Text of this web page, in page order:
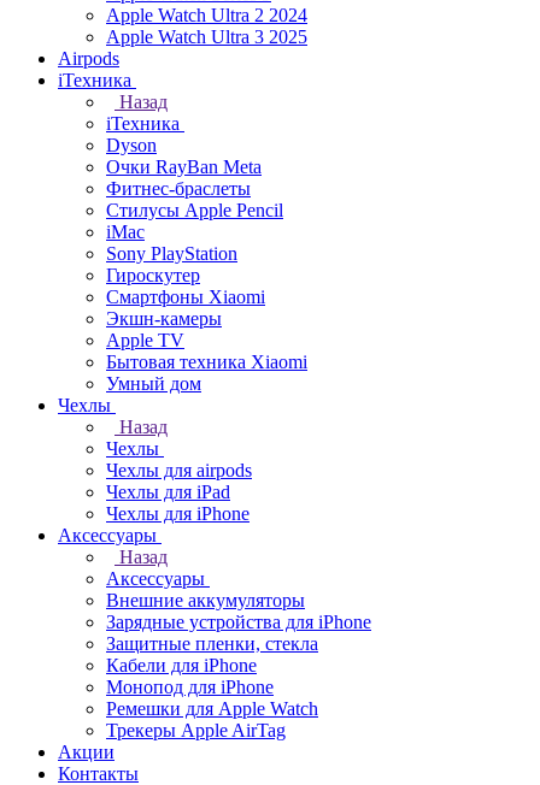
Apple Watch Ultra 2 2024
Apple Watch Ultra 3 2025
Airpods
iТехника
Назад
iТехника
Dyson
Очки RayBan Meta
Фитнес-браслеты
Стилусы Apple Pencil
iMac
Sony PlayStation
Гироскутер
Смартфоны Xiaomi
Экшн-камеры
Apple TV
Бытовая техника Xiaomi
Умный дом
Чехлы
Назад
Чехлы
Чехлы для airpods
Чехлы для iPad
Чехлы для iPhone
Аксессуары
Назад
Аксессуары
Внешние аккумуляторы
Зарядные устройства для iPhone
Защитные пленки, стекла
Кабели для iPhone
Монопод для iPhone
Ремешки для Apple Watch
Трекеры Apple AirTag
Акции
Контакты